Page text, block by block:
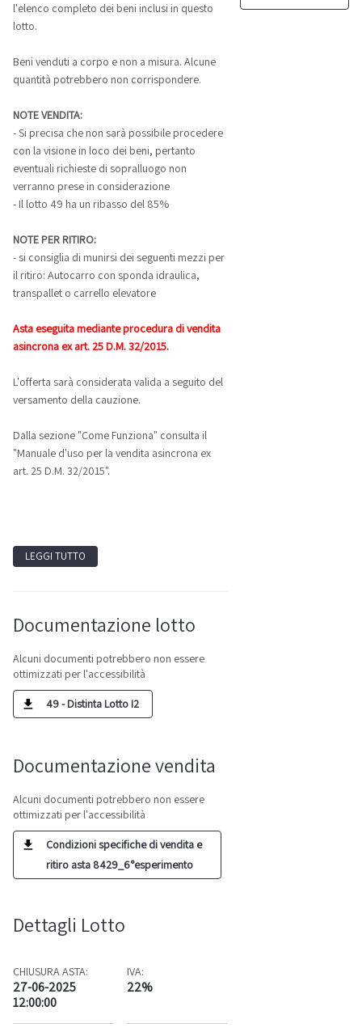
l'elenco completo dei beni inclusi in questo
lotto.
Beni venduti a corpo e non a misura. Alcune
quantità potrebbero non corrispondere.
NOTE VENDITA:
- Si precisa che non sarà possibile procedere
con la visione in loco dei beni, pertanto
eventuali richieste di sopralluogo non
verranno prese in considerazione
- Il lotto 49 ha un ribasso del 85%
NOTE PER RITIRO:
- si consiglia di munirsi dei seguenti mezzi per
il ritiro: Autocarro con sponda idraulica,
transpallet o carrello elevatore
Asta eseguita mediante procedura di vendita
asincrona ex art. 25 D.M. 32/2015.
L'offerta sarà considerata valida a seguito del
versamento della cauzione.
Dalla sezione "Come Funziona" consulta il
"Manuale d'uso per la vendita asincrona ex
art. 25 D.M. 32/2015".
LEGGI TUTTO
Documentazione lotto
Alcuni documenti potrebbero non essere
ottimizzati per l'accessibilità
49 - Distinta Lotto I2
Documentazione vendita
Alcuni documenti potrebbero non essere
ottimizzati per l'accessibilità
Condizioni specifiche di vendita e
ritiro asta 8429_6°esperimento
Dettagli Lotto
CHIUSURA ASTA:
27-06-2025
12:00:00
IVA:
22%